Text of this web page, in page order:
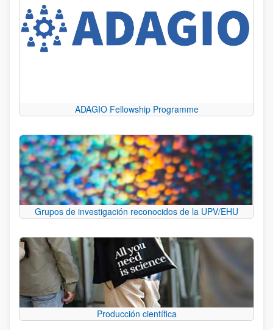
ADAGIO Fellowship Programme
Grupos de investigación reconocidos de la UPV/EHU
Producción científica